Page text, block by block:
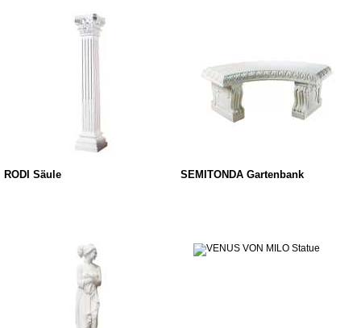
RODI Säule SEMITONDA Gartenbank